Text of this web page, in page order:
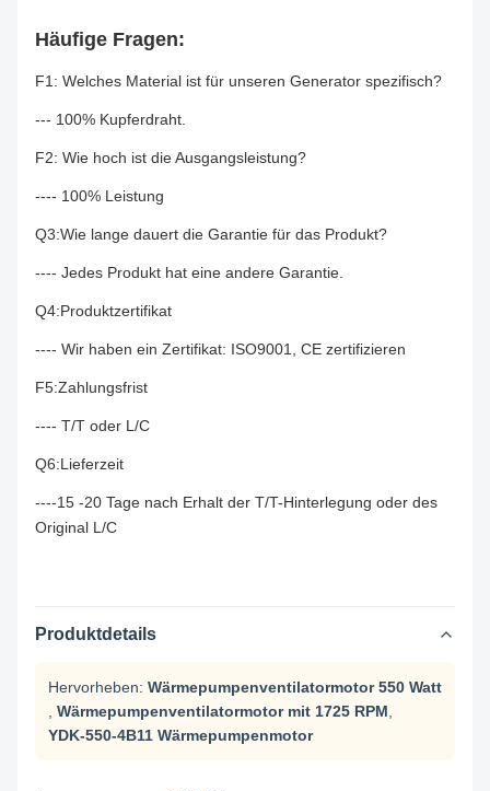
Häufige Fragen:
F1: Welches Material ist für unseren Generator spezifisch?
--- 100% Kupferdraht.
F2: Wie hoch ist die Ausgangsleistung?
---- 100% Leistung
Q3:Wie lange dauert die Garantie für das Produkt?
---- Jedes Produkt hat eine andere Garantie.
Q4:Produktzertifikat
---- Wir haben ein Zertifikat: ISO9001, CE zertifizieren
F5:Zahlungsfrist
---- T/T oder L/C
Q6:Lieferzeit
----15 -20 Tage nach Erhalt der T/T-Hinterlegung oder des
Original L/C
Produktdetails
Hervorheben: Wärmepumpenventilatormotor 550 Watt
Wärmepumpenventilatormotor mit 1725 RPM
YDK-550-4B11 Wärmepumpenmotor